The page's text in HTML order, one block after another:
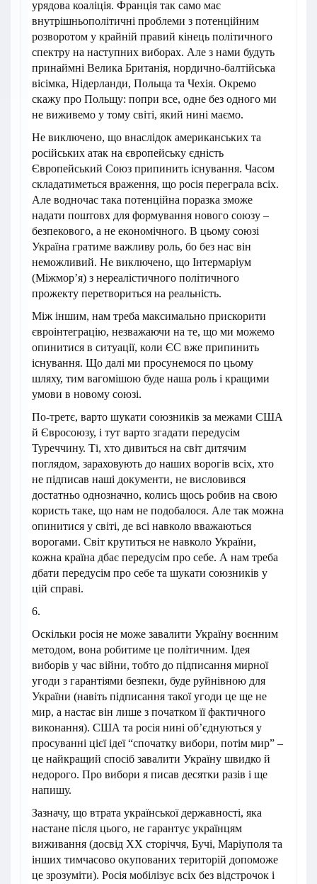
урядова коаліція. Франція так само має
внутрішньополітичні проблеми з потенційним
розворотом у крайній правий кінець політичного
спектру на наступних виборах. Але з нами будуть
принаймні Велика Британія, нордично-балтійська
вісімка, Нідерланди, Польща та Чехія. Окремо
скажу про Польщу: попри все, одне без одного ми
не виживемо у тому світі, який нині маємо.
Не виключено, що внаслідок американських та
російських атак на європейську єдність
Європейський Союз припинить існування. Часом
складатиметься враження, що росія переграла всіх.
Але водночас така потенційна поразка зможе
надати поштовх для формування нового союзу –
безпекового, а не економічного. В цьому союзі
Україна гратиме важливу роль, бо без нас він
неможливий. Не виключено, що Інтермаріум
(Міжмор’я) з нереалістичного політичного
прожекту перетвориться на реальність.
Між іншим, нам треба максимально прискорити
євроінтеграцію, незважаючи на те, що ми можемо
опинитися в ситуації, коли ЄС вже припинить
існування. Що далі ми просунемося по цьому
шляху, тим вагомішою буде наша роль і кращими
умови в новому союзі.
По-третє, варто шукати союзників за межами США
й Євросоюзу, і тут варто згадати передусім
Туреччину. Ті, хто дивиться на світ дитячим
поглядом, зараховують до наших ворогів всіх, хто
не підписав наші документи, не висловився
достатньо однозначно, колись щось робив на свою
користь таке, що нам не подобалося. Але так можна
опинитися у світі, де всі навколо вважаються
ворогами. Світ крутиться не навколо України,
кожна країна дбає передусім про себе. А нам треба
дбати передусім про себе та шукати союзників у
цій справі.
6.
Оскільки росія не може завалити Україну воєнним
методом, вона робитиме це політичним. Ідея
виборів у час війни, тобто до підписання мирної
угоди з гарантіями безпеки, буде руйнівною для
України (навіть підписання такої угоди це ще не
мир, а настає він лише з початком її фактичного
виконання). США та росія нині об’єднуються у
просуванні цієї ідеї “спочатку вибори, потім мир” –
це найкращий спосіб завалити Україну швидко й
недорого. Про вибори я писав десятки разів і ще
напишу.
Зазначу, що втрата української державності, яка
настане після цього, не гарантує українцям
виживання (досвід ХХ сторіччя, Бучі, Маріуполя та
інших тимчасово окупованих територій допоможе
це зрозуміти). Росія мобілізує всіх без відстрочок і